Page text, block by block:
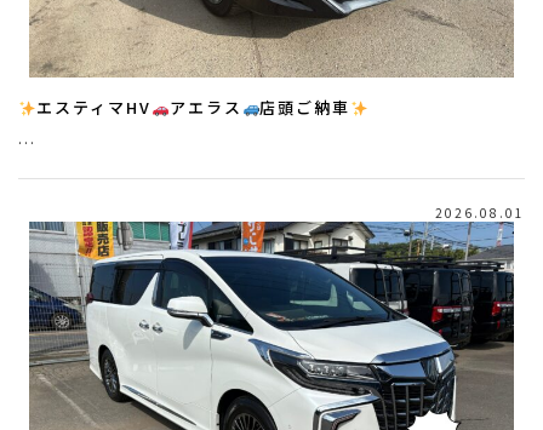
エスティマHV アエラス
店頭ご納車
…
2026.08.01